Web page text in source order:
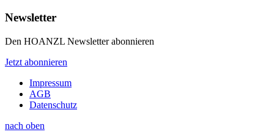
Newsletter
Den HOANZL Newsletter abonnieren
Jetzt abonnieren
Impressum
AGB
Datenschutz
nach oben